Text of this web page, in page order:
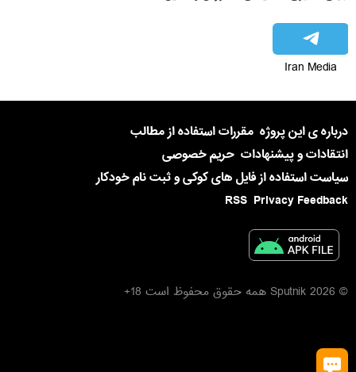
Iran Media
درباره ی این پروژه مقررات استفاده از مطالب
انتقادات و پیشنهادات حریم خصوصی
سیاست استفاده از فایل های کوکی و ثبت نام خودکار
Privacy Feedback
RSS
© 2026 Sputnik همه حقوق محفوظ است 18+